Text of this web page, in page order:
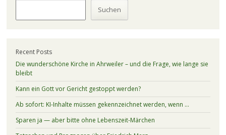
Suchen
Recent Posts
Die wunderschöne Kirche in Ahrweiler – und die Frage, wie lange sie
bleibt
Kann ein Gott vor Gericht gestoppt werden?
Ab sofort: KI-Inhalte müssen gekennzeichnet werden, wenn …
Sparen ja — aber bitte ohne Lebenszeit-Märchen